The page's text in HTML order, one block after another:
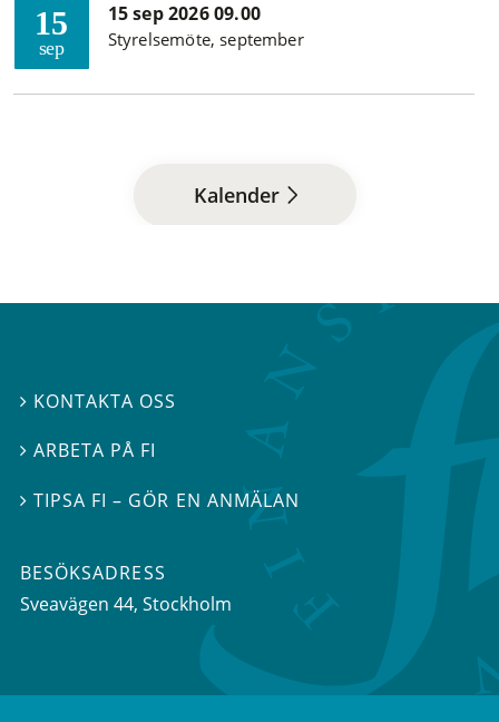
15
sep
15 sep 2026 09.00
Styrelsemöte, september
Kalender
 KONTAKTA OSS
ARBETA PÅ FI
TIPSA FI – GÖR EN ANMÄLAN
BESÖKSADRESS
Sveavägen 44, Stockholm